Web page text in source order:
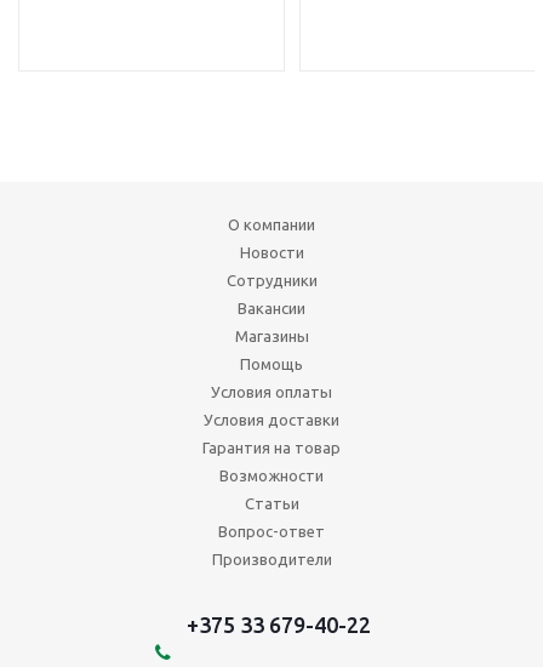
О компании
Новости
Сотрудники
Вакансии
Магазины
Помощь
Условия оплаты
Условия доставки
Гарантия на товар
Возможности
Статьи
Вопрос-ответ
Производители
+375 33 679-40-22